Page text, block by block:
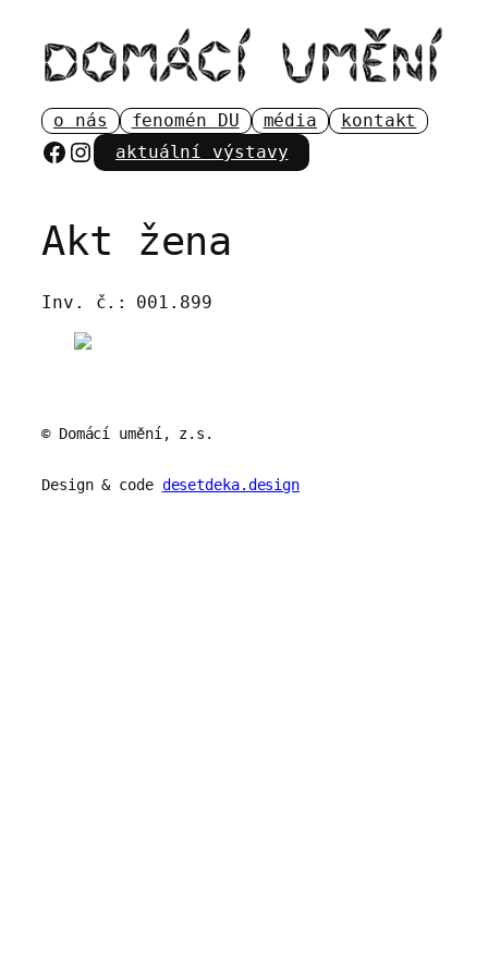
obsah
o nás fenomén DU média kontakt
Facebook
Instagram
aktuální výstavy
Akt žena
Inv. č.: 001.899
© Domácí umění, z.s.
Design & code desetdeka.design